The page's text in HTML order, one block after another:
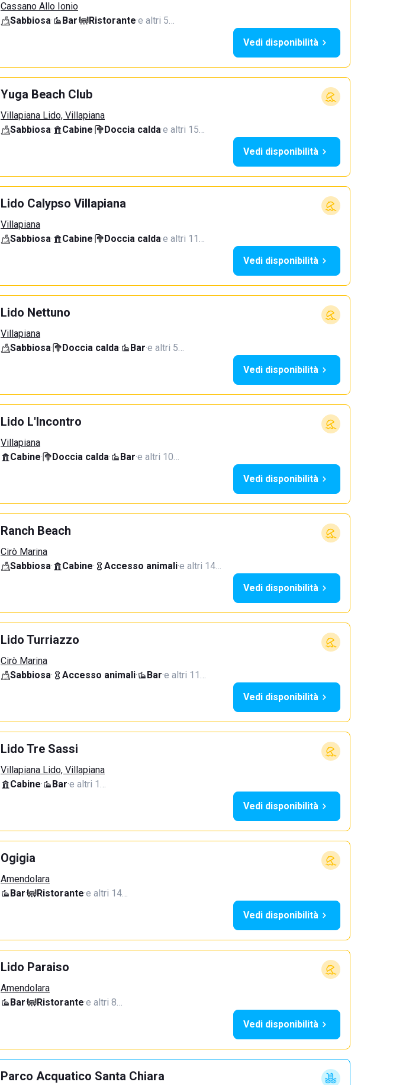
Cassano Allo Ionio
Sabbiosa· Bar· Ristorante·e altri 5…
Vedi disponibilità
Yuga Beach Club
Villapiana Lido, Villapiana
Sabbiosa· Cabine· Doccia calda·e altri 15…
Vedi disponibilità
Lido Calypso Villapiana
Villapiana
Sabbiosa· Cabine· Doccia calda·e altri 11…
Vedi disponibilità
Lido Nettuno
Villapiana
Sabbiosa· Doccia calda· Bar·e altri 5…
Vedi disponibilità
Lido L'Incontro
Villapiana
Cabine· Doccia calda· Bar·e altri 10…
Vedi disponibilità
Ranch Beach
Cirò Marina
Sabbiosa· Cabine· Accesso animali·e altri 14…
Vedi disponibilità
Lido Turriazzo
Cirò Marina
Sabbiosa· Accesso animali· Bar·e altri 11…
Vedi disponibilità
Lido Tre Sassi
Villapiana Lido, Villapiana
Cabine· Bar·e altri 1…
Vedi disponibilità
Ogigia
Amendolara
Bar· Ristorante·e altri 14…
Vedi disponibilità
Lido Paraiso
Amendolara
Bar· Ristorante·e altri 8…
Vedi disponibilità
Parco Acquatico Santa Chiara